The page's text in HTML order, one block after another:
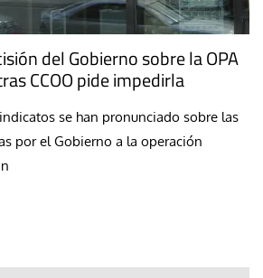
del Gobierno sobre la OPA
CCOO pide impedirla
se han pronunciado sobre las
por el Gobierno a la operación